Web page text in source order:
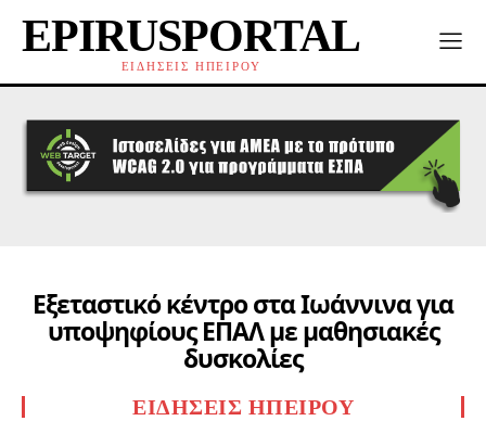
EPIRUSPORTAL
ΕΙΔΗΣΕΙΣ ΗΠΕΙΡΟΥ
Εξεταστικό κέντρο στα Ιωάννινα για
υποψηφίους ΕΠΑΛ με μαθησιακές
δυσκολίες
ΕΙΔΉΣΕΙΣ ΗΠΕΊΡΟΥ